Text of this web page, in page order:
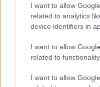
I want to allow
related to analytics
device identifiers in
I want to allow
related to
I want to allow